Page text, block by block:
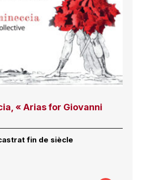
« Arias for Giovanni
fin de siècle